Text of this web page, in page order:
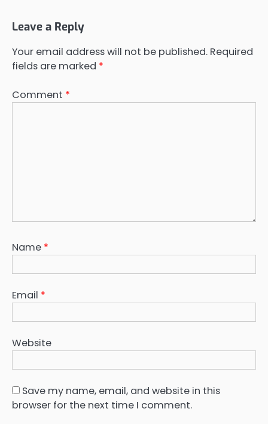
Leave a Reply
Your email address will not be published. Required
fields are marked *
Comment *
Name *
Email *
Website
Save my name, email, and website in this
browser for the next time I comment.